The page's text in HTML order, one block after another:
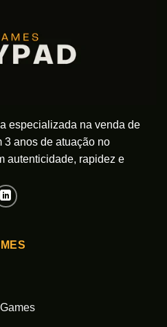
especializada na venda de
3 anos de atuação no
autenticidade, rapidez e